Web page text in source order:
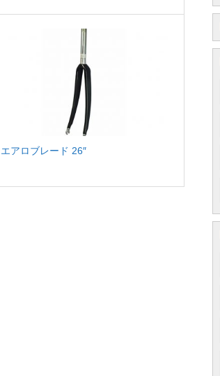
エアロブレード 26″